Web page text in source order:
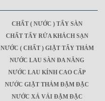
CHẤT ( NƯỚC ) TẨY SÀN
CHẤT TẨY RỬA KHÁCH SẠN
NƯỚC ( CHẤT ) GIẶT TẨY THẢM
NƯỚC LAU SÀN ĐA NĂNG
NƯỚC LAU KÍNH CAO CẤP
NƯỚC GIẶT THẢM ĐẬM ĐẶC
NƯỚC XẢ VẢI ĐẬM ĐẶC